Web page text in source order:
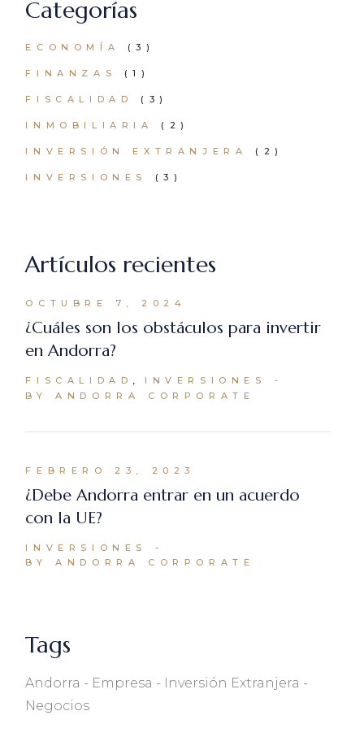
Categorías
ECONOMÍA (3)
FINANZAS (1)
FISCALIDAD (3)
INMOBILIARIA (2)
INVERSIÓN EXTRANJERA (2)
INVERSIONES (3)
Artículos recientes
OCTUBRE 7, 2024
¿Cuáles son los obstáculos para invertir
en Andorra?
FISCALIDAD
INVERSIONES
BY ANDORRA CORPORATE
FEBRERO 23, 2023
¿Debe Andorra entrar en un acuerdo
con la UE?
INVERSIONES
BY ANDORRA CORPORATE
Tags
Andorra Empresa
Inversión Extranjera
Negocios